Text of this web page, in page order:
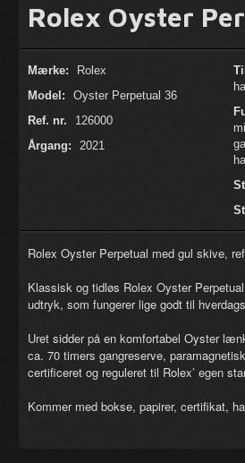
Rolex Oyster
Mærke:
Rolex
Model:
Oyster Perpetual 36
Ref. nr.
126000
Årgang:
2021
Rolex Oyster Perpetual med gul skive,
Klassisk og tidløs Rolex Oyster
udtryk, som fungerer lige godt til
Uret sidder på en komfortabel Oyster
ca. 70 timers gangreserve,
certificeret og reguleret til Rolex’ egen
Kommer med bokse, papirer, certifikat,